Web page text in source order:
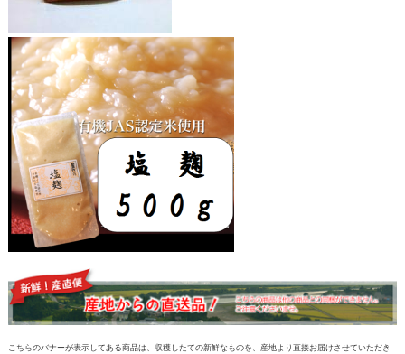
こちらのバナーが表示してある商品は、収穫したての新鮮なものを、産地より直接お届けさせていただき